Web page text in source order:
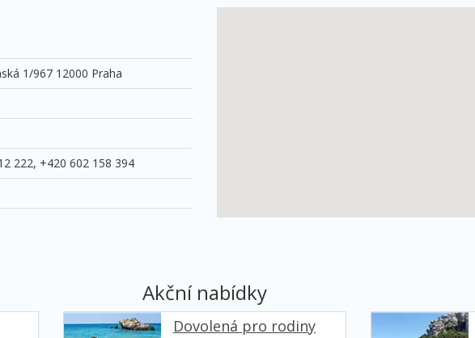
1/967 12000 Praha
222, +420 602 158 394
Akční nabídky
Dovolená pro rodiny